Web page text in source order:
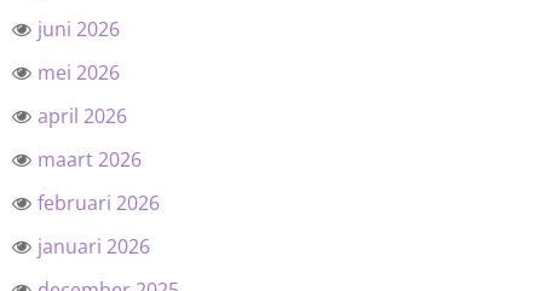
juni 2026
mei 2026
april 2026
maart 2026
februari 2026
januari 2026